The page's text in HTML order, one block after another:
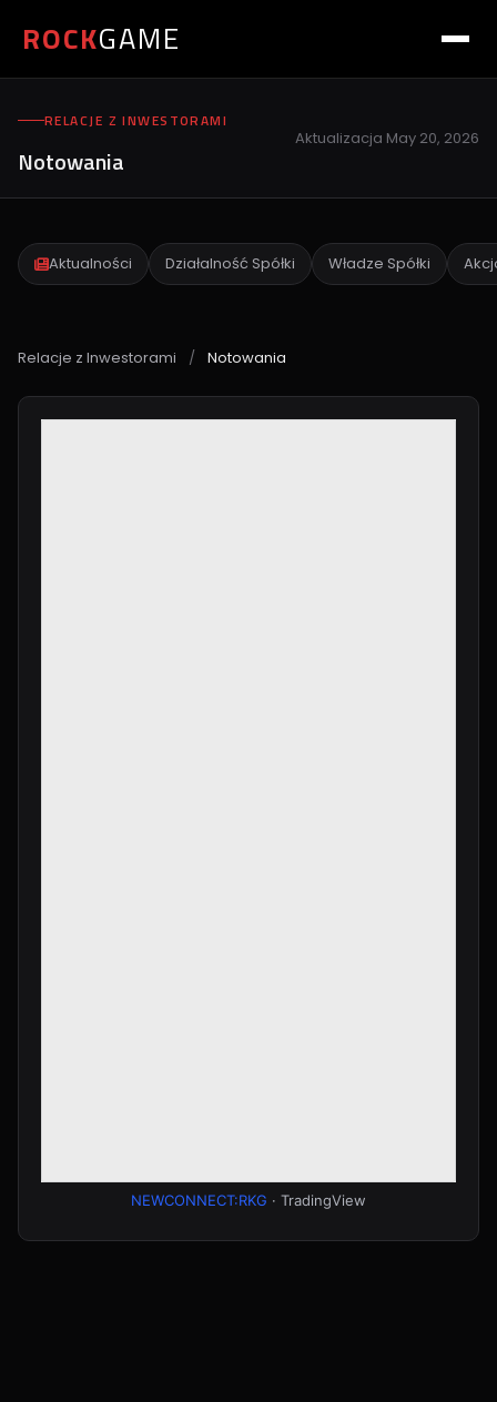
ROCKGAME
RELACJE Z INWESTORAMI
Notowania
Aktualizacja May 20, 2026
Aktualności Działalność Spółki Władze Spółki
Relacje z Inwestorami / Notowania
NEWCONNECT:RKG · TradingView